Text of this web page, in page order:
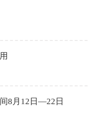
8月12日—22日